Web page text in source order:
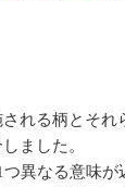
れる柄とそれ
ました。
異なる意味が